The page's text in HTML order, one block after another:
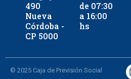
490
Nueva
Córdoba -
CP 5000
de 07:30
a 16:00
hs
© 2025 Caja de Previsión Social